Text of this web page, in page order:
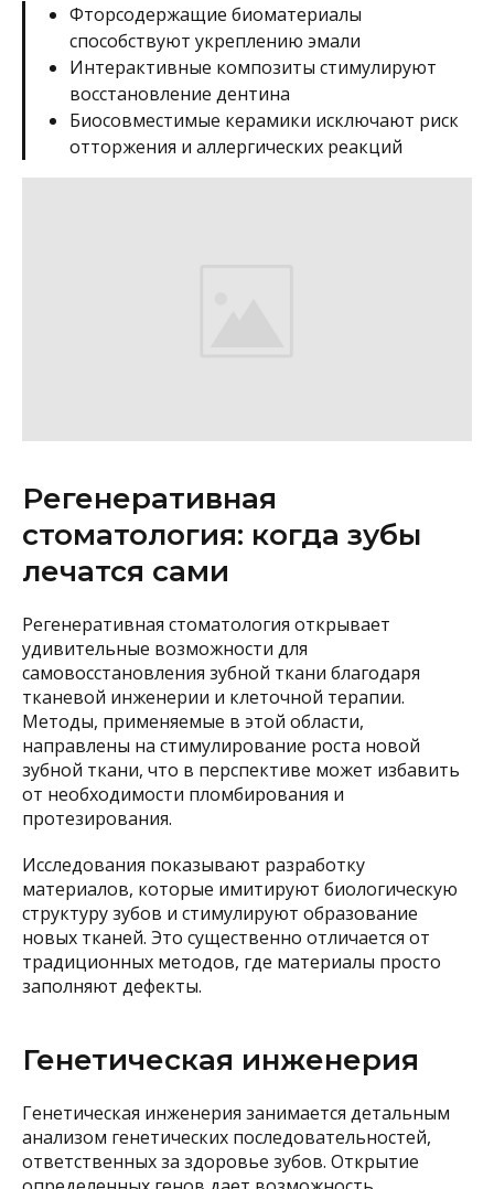
Фторсодержащие биоматериалы
способствуют укреплению эмали
Интерактивные композиты стимулируют
восстановление дентина
Биосовместимые керамики исключают риск
отторжения и аллергических реакций
Регенеративная
стоматология: когда зубы
лечатся сами
Регенеративная стоматология открывает
удивительные возможности для
самовосстановления зубной ткани благодаря
тканевой инженерии и клеточной терапии.
Методы, применяемые в этой области,
направлены на стимулирование роста новой
зубной ткани, что в перспективе может избавить
от необходимости пломбирования и
протезирования.
Исследования показывают разработку
материалов, которые имитируют биологическую
структуру зубов и стимулируют образование
новых тканей. Это существенно отличается от
традиционных методов, где материалы просто
заполняют дефекты.
Генетическая инженерия
Генетическая инженерия занимается детальным
анализом генетических последовательностей,
ответственных за здоровье зубов. Открытие